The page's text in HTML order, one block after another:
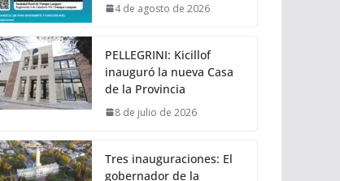
4 de agosto de 2026
PELLEGRINI: Kicillof
inauguró la nueva Casa
de la Provincia
8 de julio de 2026
Tres inauguraciones: El
gobernador de la